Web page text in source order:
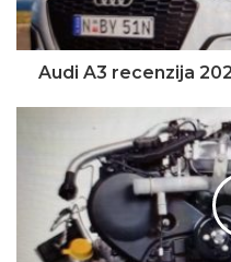
Audi A3 recenzija